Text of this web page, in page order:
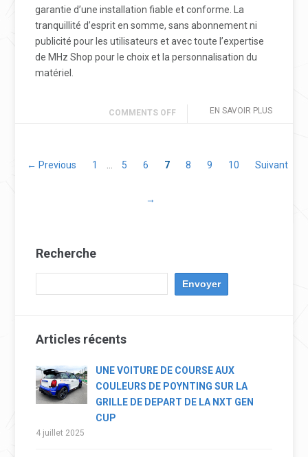
garantie d’une installation fiable et conforme. La
tranquillité d’esprit en somme, sans abonnement ni
publicité pour les utilisateurs et avec toute l’expertise
de MHz Shop pour le choix et la personnalisation du
matériel.
EN SAVOIR PLUS
COMMENTS OFF
← Previous 1 5 6 7 8 9 10 Suivant
→
Recherche
Articles récents
UNE VOITURE DE COURSE AUX
COULEURS DE POYNTING SUR LA
GRILLE DE DEPART DE LA NXT GEN
CUP
4 juillet 2025